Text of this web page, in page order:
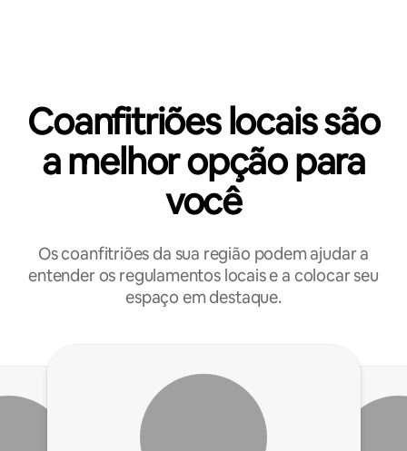
Coanfitriões locais são
a melhor opção para
você
Os coanfitriões da sua região podem ajudar a
entender os regulamentos locais e a colocar seu
espaço em destaque.